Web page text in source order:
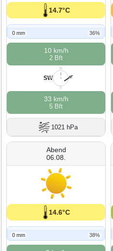
14.7°C
0 mm 36%
10 km/h
2 Bft
N
O
S
W
SW
33 km/h
5 Bft
1021 hPa
Abend
06.08.
14.6°C
0 mm 38%